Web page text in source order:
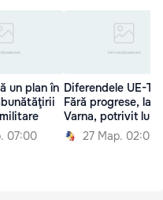
un plan în
07:00
Diferendele UE-
Fără progrese, la
Varna, potrivit lui
27 Мар. 02:00